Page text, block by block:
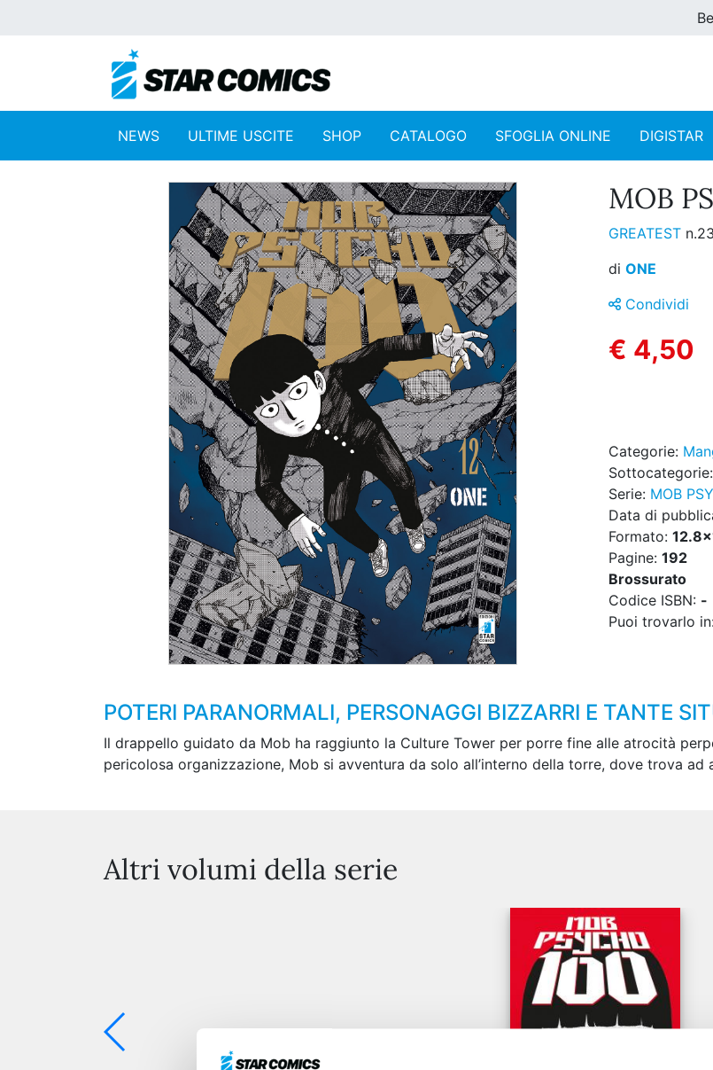
NEWS ULTIME USCITE SHOP CATALOGO SFOGLIA ONLINE DIGISTAR
MOB
GREATEST
di ONE
Condividi
€ 4,50
Categorie:
Sottocategorie:
Serie: MOB
Data di
Formato:
Pagine: 192
Brossurato
Codice ISBN: -
Puoi trovarlo
POTERI PARANORMALI, PERSONAGGI BIZZARRI E TANTE
Il drappello guidato da Mob ha raggiunto la Culture Tower per porre fine alle atrocità
pericolosa organizzazione, Mob si avventura da solo all’interno della torre, dove trova ad
Altri volumi della serie